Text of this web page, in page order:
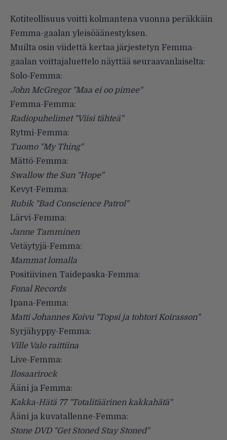
Kotiteollisuus voitti kolmantena vuonna peräkkäin
Femma-gaalan yleisöäänestyksen.
Muilta osin viidettä kertaa järjestetyn Femma-
gaalan voittajaluettelo näyttää seuraavanlaiselta:
Solo-Femma:
John McGregor "Maa ei oo pimee"
Femma-Femma:
Radiopuhelimet "Viisi tähteä"
Rytmi-Femma:
Tuomo "My Thing"
Mättö-Femma:
Swallow the Sun "Hope"
Kevyt-Femma:
Rubik "Bad Conscience Patrol"
Lärvi-Femma:
Janne Tamminen
Vetäytyjä-Femma:
Mammat lomalla
Positiivinen Taidepaska-Femma:
Fonal Records
Ipana-Femma:
Matti Johannes Koivu "Topsi ja tohtori Koirasson"
Syrjähyppy-Femma:
Ville Valo raittiina
Live-Femma:
Ilosaarirock
Ääni ja Femma:
Kakka-Hätä 77 "Totalitäärinen kakkahätä"
Ääni ja kuvatallenne-Femma:
Stone DVD "Get Stoned Stay Stoned"